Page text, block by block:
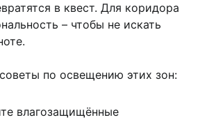
в квест. Для коридора
– чтобы не искать
по освещению этих зон:
влагозащищённые